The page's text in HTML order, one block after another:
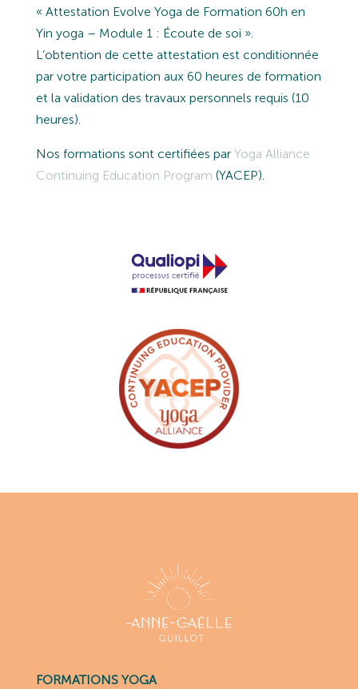
« Attestation Evolve Yoga de Formation 60h en
Yin yoga – Module 1 : Écoute de soi ».
L’obtention de cette attestation est conditionnée
par votre participation aux 60 heures de formation
et la validation des travaux personnels requis (10
heures).
Nos formations sont certifiées par Yoga Alliance
Continuing Education Program (YACEP).
FORMATIONS YOGA